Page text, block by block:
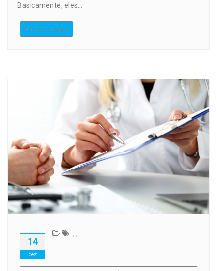
Basicamente, eles…
Continue Lendo
14
dez
, ,